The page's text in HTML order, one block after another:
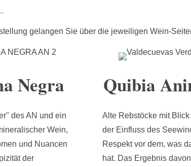
gelangen Sie über die jeweiligen Wein-
Negra
des AN und ein
Wein,
und Nuancen
der
Quibia
Alte Rebstöcke mit
der Einfluss des
Respekt vor dem, was
hat. Das Ergebnis